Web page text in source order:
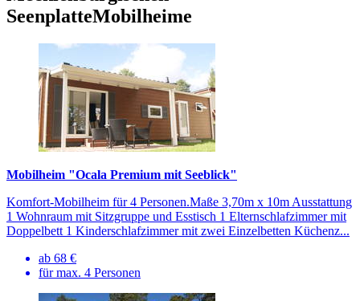
SeenplatteMobilheime
Mobilheim "Ocala Premium mit Seeblick"
Komfort-Mobilheim für 4 Personen.Maße 3,70m x 10m Ausstattung
1 Wohnraum mit Sitzgruppe und Esstisch 1 Elternschlafzimmer mit
Doppelbett 1 Kinderschlafzimmer mit zwei Einzelbetten Küchenz...
ab 68 €
für max. 4 Personen